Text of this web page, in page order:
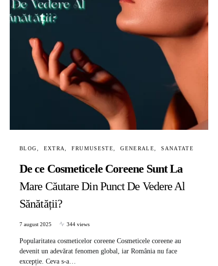
BLOG EXTRA FRUMUSESTE GENERALE SANATATE
De ce Cosmeticele Coreene Sunt La
Mare Căutare Din Punct De Vedere Al
Sănătății?
7 august 2025 344 views
Popularitatea cosmeticelor coreene Cosmeticele coreene au
devenit un adevărat fenomen global, iar România nu face
excepție. Ceva s-a…